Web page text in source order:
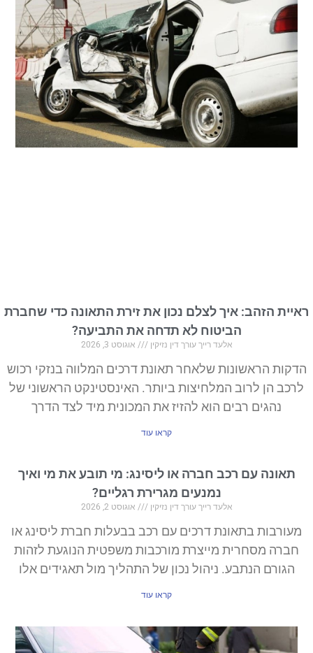
ראיית הזהב: איך לצלם נכון את זירת התאונה כדי שחברת
הביטוח לא תדחה את התביעה?
אלעד רייך עורך דין נזיקין אוגוסט 3, 2026
הדקות הראשונות שלאחר תאונת דרכים המלווה בנזקי רכוש
לרכב הן לרוב המלחיצות ביותר. האינסטינקט הראשוני של
נהגים רבים הוא להזיז את המכונית מיד לצד הדרך
קראו עוד
תאונה עם רכב חברה או ליסינג: מי תובע את מי ואיך
נמנעים מגרירת רגליים?
אלעד רייך עורך דין נזיקין אוגוסט 2, 2026
מעורבות בתאונת דרכים עם רכב בבעלות חברת ליסינג או
חברה מסחרית מייצרת מורכבות משפטית הנוגעת לזהות
הגורם הנתבע. ניהול נכון של התהליך מול תאגידים אלו
קראו עוד